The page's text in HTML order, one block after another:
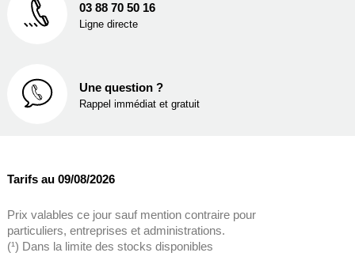
03 88 70 50 16
Ligne directe
Une question ?
Rappel immédiat et gratuit
Tarifs au 09/08/2026
Prix valables ce jour sauf mention contraire pour
particuliers, entreprises et administrations.
(¹) Dans la limite des stocks disponibles